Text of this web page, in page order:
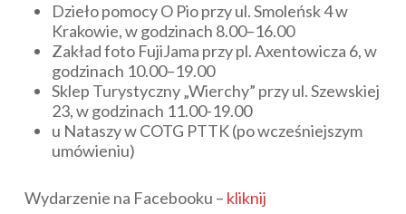
Dzieło pomocy O Pio przy ul. Smoleńsk 4 w
Krakowie, w godzinach 8.00–16.00
Zakład foto FujiJama przy pl. Axentowicza 6, w
godzinach 10.00–19.00
Sklep Turystyczny „Wierchy” przy ul. Szewskiej
23, w godzinach 11.00-19.00
u Nataszy w COTG PTTK (po wcześniejszym
umówieniu)
Wydarzenie na Facebooku – kliknij